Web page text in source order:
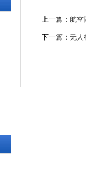
上一篇： 航空
下一篇： 无人